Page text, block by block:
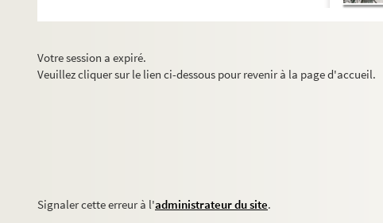
Votre session a expiré.
Veuillez cliquer sur le lien ci-dessous pour revenir à la page d'accueil.
Signaler cette erreur à l'administrateur du site.